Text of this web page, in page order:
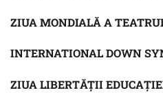
ZIUA MONDIALĂ A
INTERNATIONAL DOWN
ZIUA LIBERTĂȚII